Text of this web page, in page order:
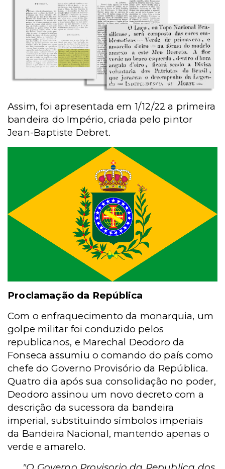
Assim, foi apresentada em 1/12/22 a primeira
bandeira do Império, criada pelo pintor
Jean-Baptiste Debret.
Proclamação da República
Com o enfraquecimento da monarquia, um
golpe militar foi conduzido pelos
republicanos, e Marechal Deodoro da
Fonseca assumiu o comando do país como
chefe do Governo Provisório da República.
Quatro dia após sua consolidação no poder,
Deodoro assinou um novo decreto com a
descrição da sucessora da bandeira
imperial, substituindo símbolos imperiais
da Bandeira Nacional, mantendo apenas o
verde e amarelo.